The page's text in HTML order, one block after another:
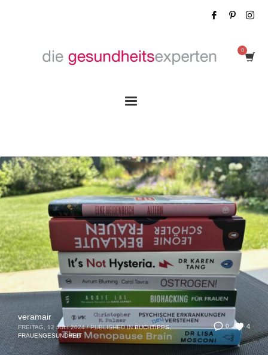
0 4
veramair
FREITAG, 12 JULI 2024 / PUBLISHED IN BUCHTIPPS,
FRAUENGESUNDHEIT